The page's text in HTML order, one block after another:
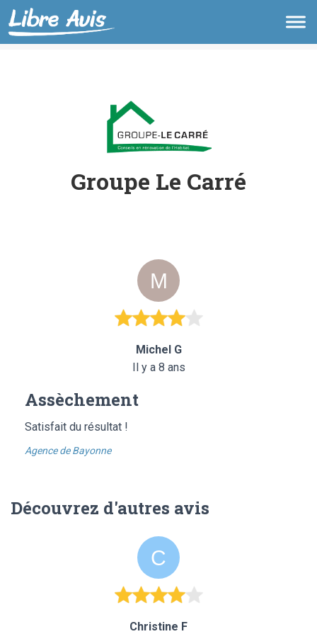
Groupe Le Carré
Michel G
Il y a 8 ans
Assèchement
Satisfait du résultat !
Agence de Bayonne
Découvrez d'autres avis
Christine F